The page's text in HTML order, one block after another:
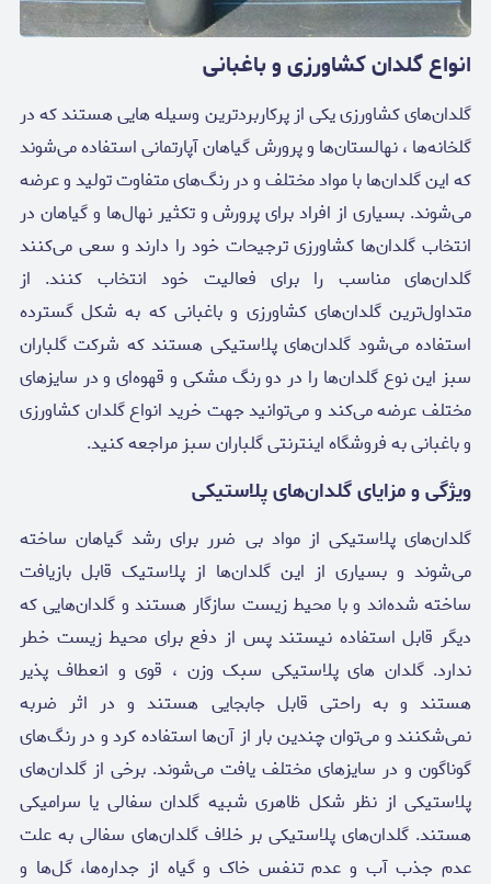
انواع گلدان کشاورزی و باغبانی
گلدان‌های کشاورزی یکی از پرکاربردترین وسیله‌ هایی هستند که در
گلخانه‌ها ، نهالستان‌ها و پرورش گیاهان آپارتمانی استفاده می‌شوند
که این گلدان‌ها با مواد مختلف و در رنگ‌های متفاوت تولید و عرضه
می‌شوند. بسیاری از افراد برای پرورش و تکثیر نهال‌ها و گیاهان در
انتخاب گلدان‌ها کشاورزی ترجیحات خود را دارند و سعی می‌کنند
گلدان‌های مناسب را برای فعالیت خود انتخاب کنند. از
متداول‌ترین گلدان‌های کشاورزی و باغبانی که به شکل گسترده
استفاده می‌شود گلدان‌های پلاستیکی هستند که شرکت گلباران
سبز این نوع گلدان‌ها را در دو رنگ مشکی و قهوه‌ای و در سایز‌های
مختلف عرضه می‌کند و می‌توانید جهت خرید انواع گلدان کشاورزی
و باغبانی به فروشگاه اینترنتی گلباران سبز مراجعه کنید.
ویژگی و مزایای گلدان‌های پلاستیکی
گلدان‌های پلاستیکی از مواد بی ضرر برای رشد گیاهان ساخته
می‌شوند و بسیاری از این گلدان‌ها از پلاستیک قابل بازیافت
ساخته شده‌اند و با محیط زیست سازگار هستند و گلدان‌هایی که
دیگر قابل استفاده نیستند پس از دفع برای محیط زیست خطر
ندارد. گلدان های پلاستیکی سبک وزن ، قوی و انعطاف پذیر
هستند و به راحتی قابل جابجایی هستند و در اثر ضربه
نمی‌شکنند و می‌توان چندین بار از آن‌ها استفاده کرد و در رنگ‌های
گوناگون و در سایزهای مختلف یافت می‌شوند. برخی از گلدان‌های
پلاستیکی از نظر شکل ظاهری شبیه گلدان سفالی یا سرامیکی
هستند. گلدان‌های پلاستیکی بر خلاف گلدان‌های سفالی به علت
عدم جذب آب و عدم تنفس خاک و گیاه از جداره‌ها، گل‌ها و